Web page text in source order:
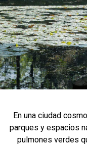
En una ciudad
parques y espacios
pulmones verdes